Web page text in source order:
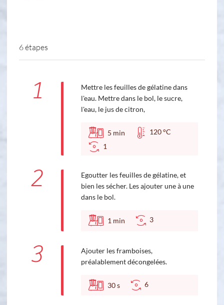
6 étapes
1
Mettre les feuilles de gélatine dans
l'eau. Mettre dans le bol, le sucre,
l'eau, le jus de citron,
5 min
120 °C
1
2
Egoutter les feuilles de gélatine, et
bien les sécher. Les ajouter une à une
dans le bol.
1 min 3
3
Ajouter les framboises,
préalablement décongelées.
30s 6